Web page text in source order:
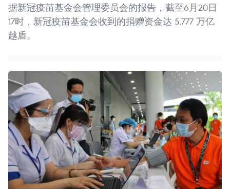
据新冠疫苗基金会管理委员会的报告，截至6月20日
17时，新冠疫苗基金会收到的捐赠资金达 5.777 万亿
越盾。